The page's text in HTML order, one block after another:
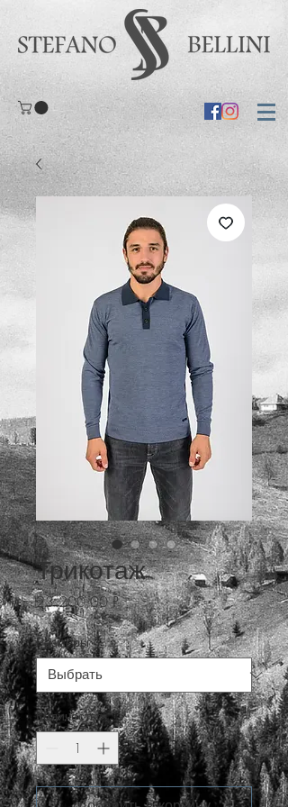
Трикотаж
23 200,00 ₽Цена
Размеры *
Количество *